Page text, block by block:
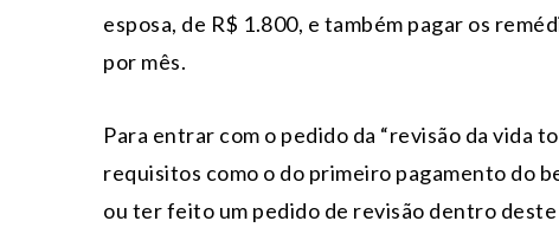
esposa, de R$ 1.800, e também pagar os
por mês.
Para entrar com o pedido da “revisão da vida
requisitos como o do primeiro pagamento do
ou ter feito um pedido de revisão dentro